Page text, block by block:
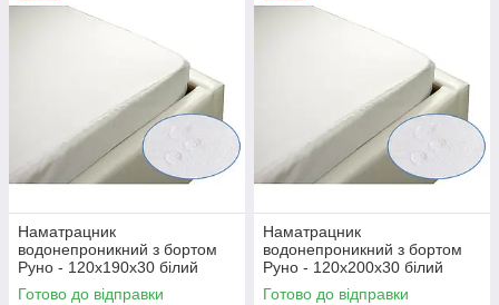
Наматрацник
водонепроникний з бортом
Руно - 120x190x30 білий
(21386)
Готово до відправки
Наматрацник
водонепроникний з бортом
Руно - 120x200x30 білий
(21381)
Готово до відправки